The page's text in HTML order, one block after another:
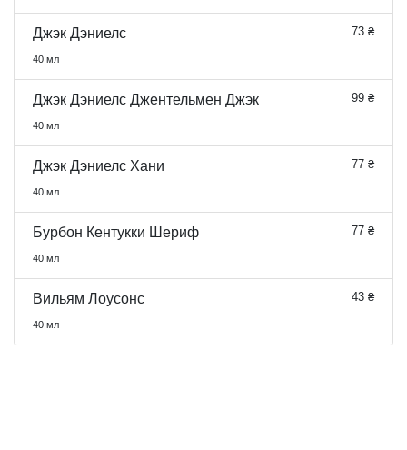
Джэк Дэниелс 73 ₴
40 мл
Джэк Дэниелс Джентельмен Джэк 99 ₴
40 мл
Джэк Дэниелс Хани 77 ₴
40 мл
Бурбон Кентукки Шериф 77 ₴
40 мл
Вильям Лоусонс 43 ₴
40 мл